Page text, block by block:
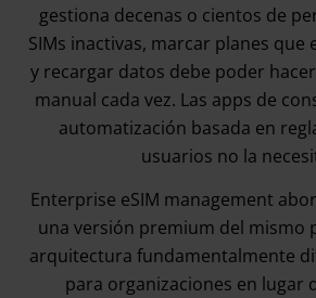
gestiona decenas o cientos de
SIMs inactivas, marcar planes que
y recargar datos debe poder
manual cada vez. Las apps de
automatización basada en
usuarios no la
Enterprise eSIM management
una versión premium del mismo
arquitectura fundamentalmente
para organizaciones en lugar